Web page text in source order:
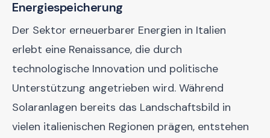
Energiespeicherung
Der Sektor erneuerbarer Energien in Italien
erlebt eine Renaissance, die durch
technologische Innovation und politische
Unterstützung angetrieben wird. Während
Solaranlagen bereits das Landschaftsbild in
vielen italienischen Regionen prägen, entstehen